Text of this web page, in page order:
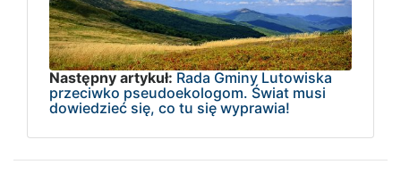
Następny artykuł: Rada Gminy Lutowiska
przeciwko pseudoekologom. Świat musi
dowiedzieć się, co tu się wyprawia!